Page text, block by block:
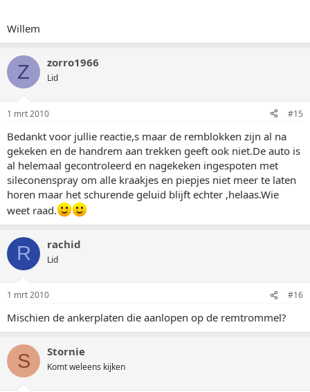
Willem
Z zorro1966
Lid
1 mrt 2010 #15
Bedankt voor jullie reactie,s maar de remblokken zijn al na
gekeken en de handrem aan trekken geeft ook niet.De auto is
al helemaal gecontroleerd en nagekeken ingespoten met
sileconenspray om alle kraakjes en piepjes niet meer te laten
horen maar het schurende geluid blijft echter ,helaas.Wie
weet raad.
R rachid
Lid
1 mrt 2010 #16
Mischien de ankerplaten die aanlopen op de remtrommel?
S Stornie
Komt weleens kijken